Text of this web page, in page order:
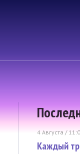
4 Августа /
Каждый